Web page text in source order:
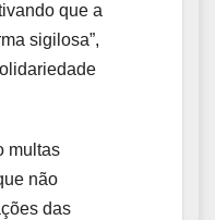
que a
sigilosa”,
multas
não
das